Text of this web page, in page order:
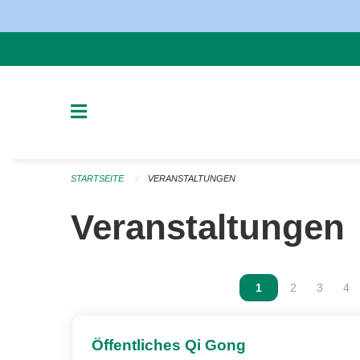
STARTSEITE VERANSTALTUNGEN
Veranstaltungen
Vous êtes sur la
1 Vous êtes
2 Vous
3 4
Öffentliches Qi Gong